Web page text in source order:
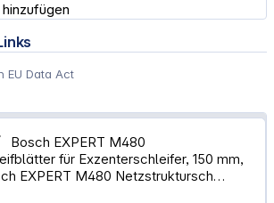
EU Data Act
Bosch EXPERT M480
für Exzenterschleifer, 150 mm,
EXPERT M480 Netzstruktursch…